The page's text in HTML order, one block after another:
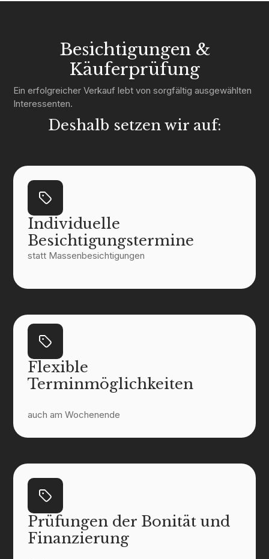
Besichtigungen &
Käuferprüfung
Ein erfolgreicher Verkauf lebt von sorgfältig ausgewählten
Interessenten.
Deshalb setzen wir auf:
Individuelle
Besichtigungstermine
statt Massenbesichtigungen
Flexible
Terminmöglichkeiten
auch am Wochenende
Prüfungen der Bonität und
Finanzierung